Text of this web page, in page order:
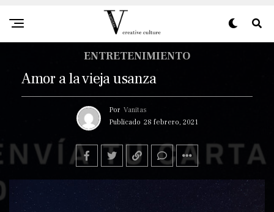
ENTRETENIMIENTO
Amor a la vieja usanza
Por Vanitas
Publicado 28 febrero, 2021